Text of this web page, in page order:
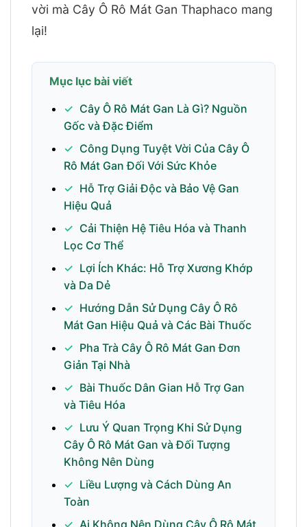
vời mà Cây Ô Rô Mát Gan Thaphaco mang
lại!
Mục lục bài viết
✓ Cây Ô Rô Mát Gan Là Gì? Nguồn
Gốc và Đặc Điểm
✓ Công Dụng Tuyệt Vời Của Cây Ô
Rô Mát Gan Đối Với Sức Khỏe
✓ Hỗ Trợ Giải Độc và Bảo Vệ Gan
Hiệu Quả
✓ Cải Thiện Hệ Tiêu Hóa và Thanh
Lọc Cơ Thể
✓ Lợi Ích Khác: Hỗ Trợ Xương Khớp
và Da Dẻ
✓ Hướng Dẫn Sử Dụng Cây Ô Rô
Mát Gan Hiệu Quả và Các Bài Thuốc
✓ Pha Trà Cây Ô Rô Mát Gan Đơn
Giản Tại Nhà
✓ Bài Thuốc Dân Gian Hỗ Trợ Gan
và Tiêu Hóa
✓ Lưu Ý Quan Trọng Khi Sử Dụng
Cây Ô Rô Mát Gan và Đối Tượng
Không Nên Dùng
✓ Liều Lượng và Cách Dùng An
Toàn